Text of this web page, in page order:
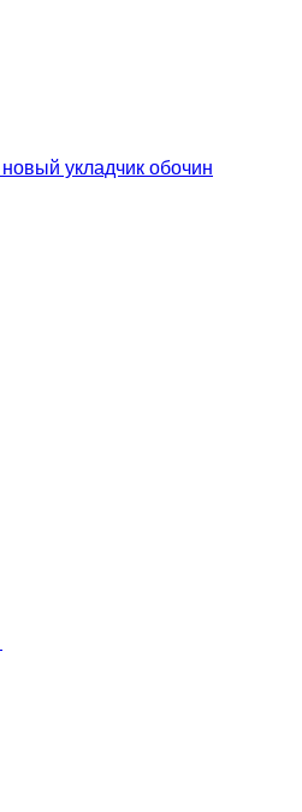
новый укладчик обочин